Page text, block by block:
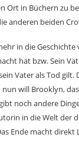
in Büchern zu
anderen beiden
in die
hat bzw. Sein
Vater als Tod
will Brooklyn,
noch andere
in die Welt der
Ende macht